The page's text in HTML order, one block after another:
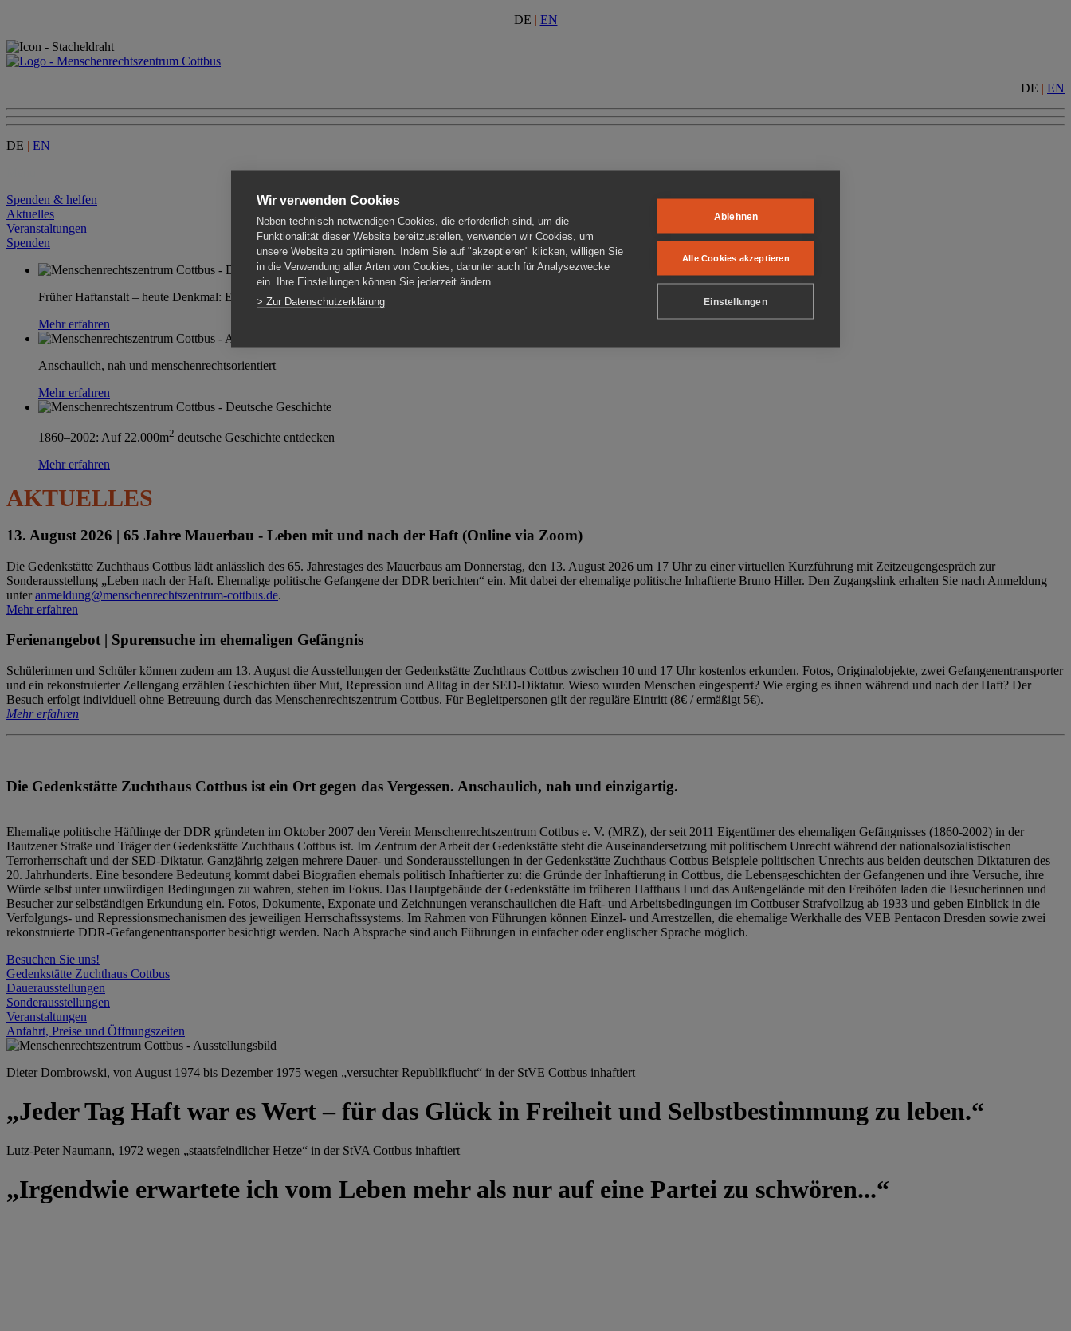
DE | EN
DE | EN
DE | EN
Spenden & helfen
Aktuelles
Veranstaltungen
Spenden
Früher Haftanstalt – heute Denkmal: Einen Ort im Wandel erleben
Mehr erfahren
Anschaulich, nah und menschenrechtsorientiert
Mehr erfahren
1860–2002: Auf 22.000m2 deutsche Geschichte entdecken
Mehr erfahren
AKTUELLES
13. August 2026 | 65 Jahre Mauerbau - Leben mit und nach der Haft (Online via Zoom)
Die Gedenkstätte Zuchthaus Cottbus lädt anlässlich des 65. Jahrestages des Mauerbaus am Donnerstag, den 13. August 2026 um 17 Uhr zu einer virtuellen Kurzführung mit Zeitzeugengespräch zur
Sonderausstellung „Leben nach der Haft. Ehemalige politische Gefangene der DDR berichten“ ein. Mit dabei der ehemalige politische Inhaftierte Bruno Hiller. Den Zugangslink erhalten Sie nach Anmeldung
unteranmeldung@menschenrechtszentrum-cottbus.de.
Mehr erfahren
Ferienangebot | Spurensuche im ehemaligen Gefängnis
Schülerinnen und Schüler können zudem am 13. August die Ausstellungen der Gedenkstätte Zuchthaus Cottbus zwischen 10 und 17 Uhr kostenlos erkunden. Fotos, Originalobjekte, zwei Gefangenentransporter
und ein rekonstruierter Zellengang erzählen Geschichten über Mut, Repression und Alltag in der SED-Diktatur. Wieso wurden Menschen eingesperrt? Wie erging es ihnen während und nach der Haft? Der
Besuch erfolgt individuell ohne Betreuung durch das Menschenrechtszentrum Cottbus. Für Begleitpersonen gilt der reguläre Eintritt (8€ / ermäßigt 5€).
Mehr erfahren
Die Gedenkstätte Zuchthaus Cottbus ist ein Ort gegen das Vergessen. Anschaulich, nah und einzigartig.
Ehemalige politische Häftlinge der DDR gründeten im Oktober 2007 den Verein Menschenrechtszentrum Cottbus e. V. (MRZ), der seit 2011 Eigentümer des ehemaligen Gefängnisses (1860-2002) in der
Bautzener Straße und Träger der Gedenkstätte Zuchthaus Cottbus ist. Im Zentrum der Arbeit der Gedenkstätte steht die Auseinandersetzung mit politischem Unrecht während der nationalsozialistischen
Terrorherrschaft und der SED-Diktatur. Ganzjährig zeigen mehrere Dauer- und Sonderausstellungen in der Gedenkstätte Zuchthaus Cottbus Beispiele politischen Unrechts aus beiden deutschen Diktaturen des
20. Jahrhunderts. Eine besondere Bedeutung kommt dabei Biografien ehemals politisch Inhaftierter zu: die Gründe der Inhaftierung in Cottbus, die Lebensgeschichten der Gefangenen und ihre Versuche, ihre
Würde selbst unter unwürdigen Bedingungen zu wahren, stehen im Fokus. Das Hauptgebäude der Gedenkstätte im früheren Hafthaus I und das Außengelände mit den Freihöfen laden die Besucherinnen und
Besucher zur selbständigen Erkundung ein. Fotos, Dokumente, Exponate und Zeichnungen veranschaulichen die Haft- und Arbeitsbedingungen im Cottbuser Strafvollzug ab 1933 und geben Einblick in die
Verfolgungs- und Repressionsmechanismen des jeweiligen Herrschaftssystems. Im Rahmen von Führungen können Einzel- und Arrestzellen, die ehemalige Werkhalle des VEB Pentacon Dresden sowie zwei
rekonstruierte DDR-Gefangenentransporter besichtigt werden. Nach Absprache sind auch Führungen in einfacher oder englischer Sprache möglich.
Besuchen Sie uns!
Gedenkstätte Zuchthaus Cottbus
Dauerausstellungen
Sonderausstellungen
Veranstaltungen
Anfahrt, Preise und Öffnungszeiten
Dieter Dombrowski, von August 1974 bis Dezember 1975 wegen „versuchter Republikflucht“ in der StVE Cottbus inhaftiert
„Jeder Tag Haft war es Wert – für das Glück in Freiheit und Selbstbestimmung zu leben.“
Lutz-Peter Naumann, 1972 wegen „staatsfeindlicher Hetze“ in der StVA Cottbus inhaftiert
„Irgendwie erwartete ich vom Leben mehr als nur auf eine Partei zu schwören...“
Wir verwenden Cookies
Neben technisch notwendigen Cookies, die erforderlich sind, um die
Funktionalität dieser Website bereitzustellen, verwenden wir Cookies, um
unsere Website zu optimieren. Indem Sie auf "akzeptieren" klicken, willigen Sie
in die Verwendung aller Arten von Cookies, darunter auch für Analysezwecke
ein. Ihre Einstellungen können Sie jederzeit ändern.
> Zur Datenschutzerklärung
Ablehnen
Alle Cookies akzeptieren
Einstellungen